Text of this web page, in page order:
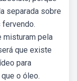
separada sobre
fervendo.
misturam pela
que existe
para
o óleo.